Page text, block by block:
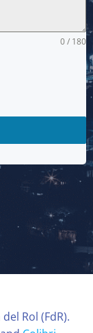
0 / 180
Rol (FdR).